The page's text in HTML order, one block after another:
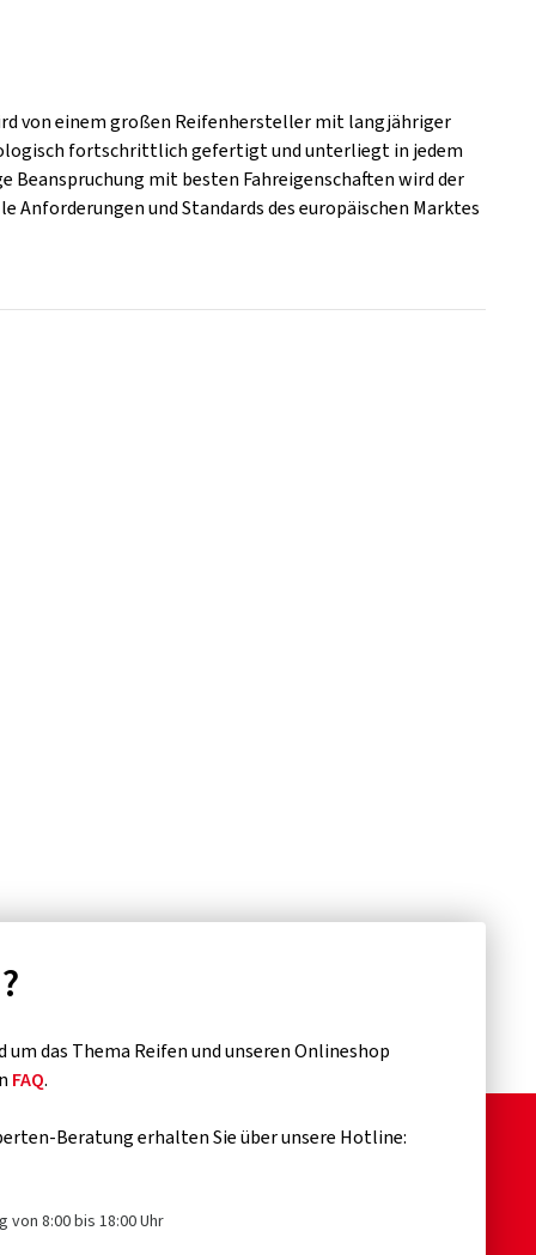
von einem großen Reifenhersteller mit langjähriger
fortschrittlich gefertigt und unterliegt in jedem
mit besten Fahreigenschaften wird der
Anforderungen und Standards des europäischen Marktes
das Thema Reifen und unseren Onlineshop
FAQ.
Beratung erhalten Sie über unsere Hotline:
von 8:00 bis 18:00 Uhr